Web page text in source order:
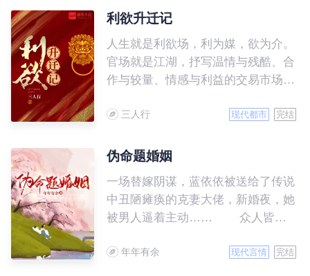
利欲升迁记
人生就是利欲场，利为媒，欲为介。
官场就是江湖，抒写温情与残酷、合
作与较量、情感与利益的交易市场。
有胸怀天地，志存高远，方能直抵彼
洗练和尔虞仕途的淬炼，终凭一颗畏
升，成为主宰别人命运的人。
三人行 现代都市 完结
伪命题婚姻
一场替嫁阴谋，蓝依依被送给了传说
中丑陋瘫痪的克妻大佬，新婚夜，她
被男人逼着主动…… 众人皆
情古怪暴戾还克妻，没有哪个女人敢
年年有余 现代言情 完结